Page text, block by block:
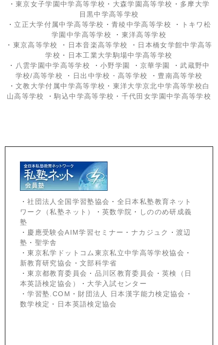
・ 東京女子学園中学高等学校 ・ 大森学園高等学校 ・ 多摩大学
目黒中学高等学校
・ 立正大学付属中学高等学校 ・ 青稜中学高等学校 ・
トキワ松
学園中学高等学校
・ 東洋高等学校
・ 東京高等学校 ・ 日本音楽高等学校 ・ 日本橋女学館中学高等
学校 ・
日本工業大学駒場中学高等学校
・ 八雲学園中学高等学校 ・ 小野学園 ・京華学園 ・武蔵野中
学校/高等学校
・ 日出中学校 ・高等学校 ・ 豊南高等学校
・ 文教大学付属中学高等学校 ・ 東洋大学京北中学高等学校白
山高等学校
・駒込中学高等学校 ・ 千代田女学園中学高等学校
・社団法人全国学習塾協会 ・ 全日本私塾教育ネット
ワーク（私塾ネット）
・ 英数学院 ・
しののめ研成義
塾
・ 慶應受験会AIM学習セミナー ・ ナカジュク ・ 渡辺
塾 ・ 聖学舎
・東京私学ドットコム東京私立中学高等学校協会 ・
新教育研究協会 ・ 文部科学省
・東京都教育委員会 ・ 品川区教育委員会 ・ 英検（日
本英語検定協会）
・ 大学入試センター
・学習塾.COM ・ 財団法人 日本漢字能力検定協会 ・
数学検定 ・ 日本英語検定協会